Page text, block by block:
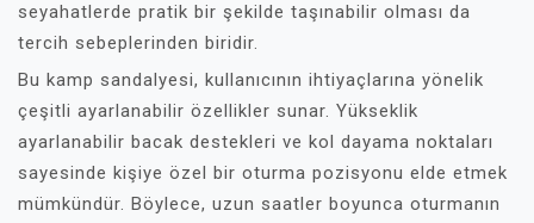
seyahatlerde pratik bir şekilde taşınabilir olması da
tercih sebeplerinden biridir.
Bu kamp sandalyesi, kullanıcının ihtiyaçlarına yönelik
çeşitli ayarlanabilir özellikler sunar. Yükseklik
ayarlanabilir bacak destekleri ve kol dayama noktaları
sayesinde kişiye özel bir oturma pozisyonu elde etmek
mümkündür. Böylece, uzun saatler boyunca oturmanın